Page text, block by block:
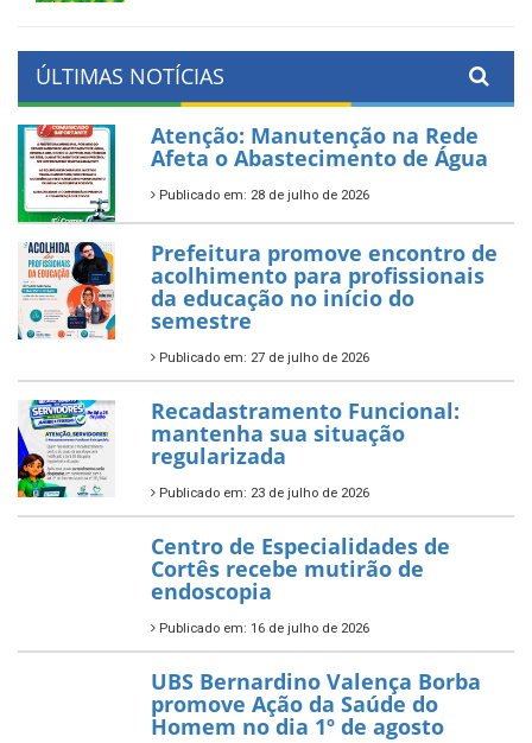
ÚLTIMAS NOTÍCIAS
Atenção: Manutenção na Rede
Afeta o Abastecimento de Água
Publicado em: 28 de julho de 2026
Prefeitura promove encontro de
acolhimento para profissionais
da educação no início do
semestre
Publicado em: 27 de julho de 2026
Recadastramento Funcional:
mantenha sua situação
regularizada
Publicado em: 23 de julho de 2026
Centro de Especialidades de
Cortês recebe mutirão de
endoscopia
Publicado em: 16 de julho de 2026
UBS Bernardino Valença Borba
promove Ação da Saúde do
Homem no dia 1º de agosto